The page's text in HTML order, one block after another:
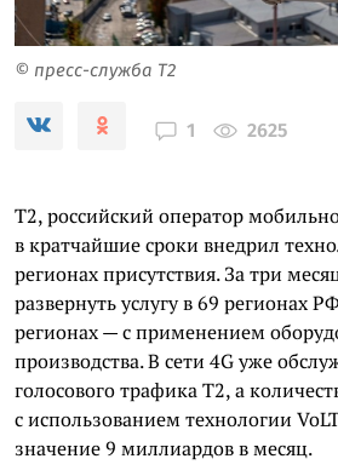
© пресс-служба T2
1 2625
T2, российский оператор
в кратчайшие сроки внедрил
регионах присутствия. За три
развернуть услугу в 69 регионах
регионах — с применением
производства. В сети 4G уже
голосового трафика Т2, а
с использованием технологии
значение 9 миллиардов в месяц.